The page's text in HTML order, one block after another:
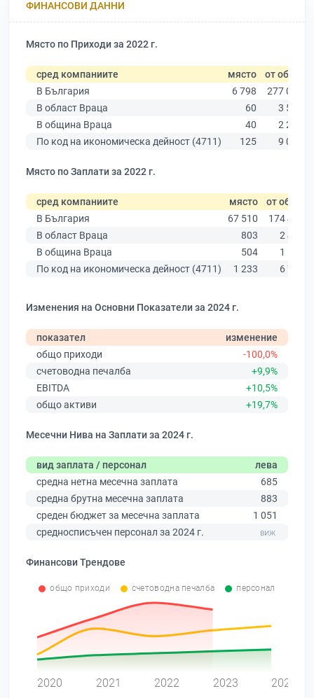
ФИНАНСОВИ ДАННИ
Място по Приходи за 2022 г.
сред компаниите място от общо
В България
6 798
277 019
В област Враца
60
3 586
В община Враца
40
2 229
По код на икономическа дейност (4711)
125 9 025
Място по Заплати за 2022 г.
сред компаниите място от общо
В България
67 510
174 403
В област Враца
803
2 431
В община Враца
504
1 538
По код на икономическа дейност (4711)
1 233 6 773
Изменения на Основни Показатели за 2024 г.
показател
изменение
общо приходи
-100,0%
счетоводна печалба
+9,9%
EBITDA
+10,5%
общо активи
+19,7%
Месечни Нива на Заплати за 2024 г.
вид заплата / персонал
лева
средна нетна месечна заплата
685
средна брутна месечна заплата
883
среден бюджет за месечна заплата
1 051
средносписъчен персонал за 2024 г.
Финансови Трендове
общо приходи счетоводна печалба персонал
2020 2021 2022 2023 2024